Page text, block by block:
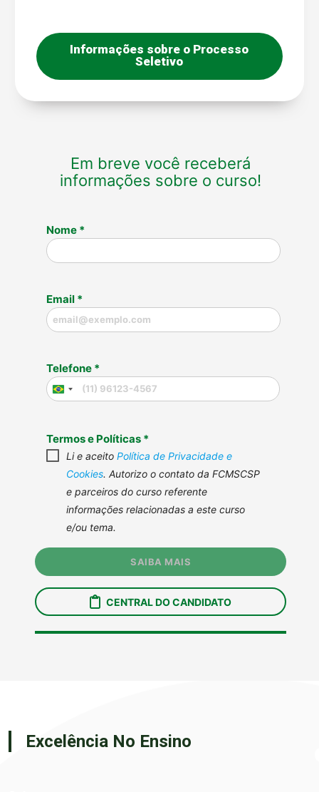
Informações sobre o Processo
Seletivo
Excelência No Ensino